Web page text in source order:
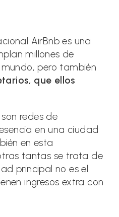
AirBnb es una
millones de
pero también
que ellos
redes de
en una ciudad
en esta
tantas se trata de
principal no es el
ingresos extra con